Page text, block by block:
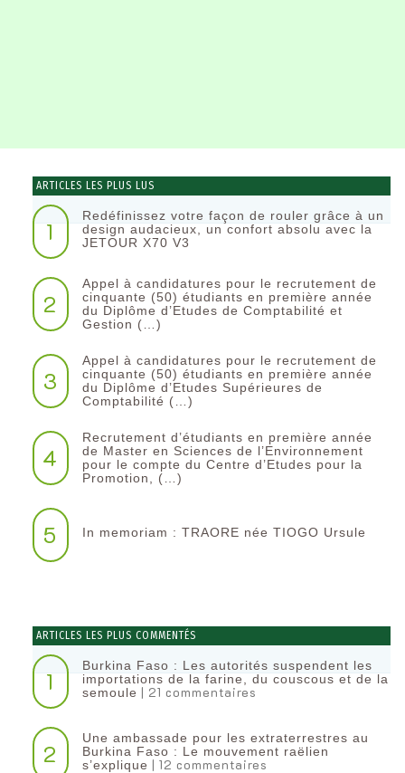
ARTICLES LES PLUS LUS
1
Redéfinissez votre façon de rouler grâce à un
design audacieux, un confort absolu avec la
JETOUR X70 V3
2
Appel à candidatures pour le recrutement de
cinquante (50) étudiants en première année
du Diplôme d’Etudes de Comptabilité et
Gestion (…)
3
Appel à candidatures pour le recrutement de
cinquante (50) étudiants en première année
du Diplôme d’Etudes Supérieures de
Comptabilité (…)
4
Recrutement d’étudiants en première année
de Master en Sciences de l’Environnement
pour le compte du Centre d’Etudes pour la
Promotion, (…)
5 In memoriam : TRAORE née TIOGO Ursule
ARTICLES LES PLUS COMMENTÉS
1
Burkina Faso : Les autorités suspendent les
importations de la farine, du couscous et de la
semoule | 21 commentaires
2
Une ambassade pour les extraterrestres au
Burkina Faso : Le mouvement raëlien
s’explique | 12 commentaires